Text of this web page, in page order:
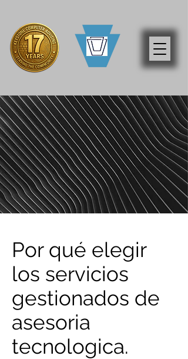
Por qué elegir
los servicios
gestionados de
asesoria
tecnologica.